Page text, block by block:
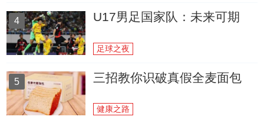
4 U17男足国家队：未来可期
足球之夜
5 三招教你识破真假全麦面包
健康之路